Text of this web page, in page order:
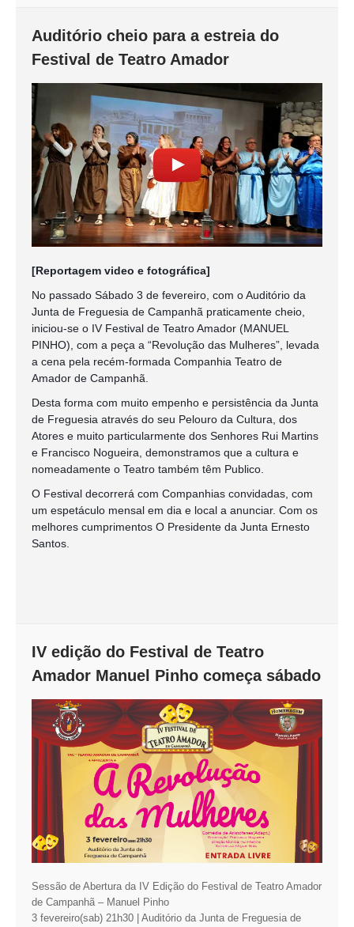
Auditório cheio para a estreia do
Festival de Teatro Amador
[Reportagem video e fotográfica]
No passado Sábado 3 de fevereiro, com o Auditório da
Junta de Freguesia de Campanhã praticamente cheio,
iniciou-se o IV Festival de Teatro Amador (MANUEL
PINHO), com a peça a “Revolução das Mulheres”, levada
a cena pela recém-formada Companhia Teatro de
Amador de Campanhã.
Desta forma com muito empenho e persistência da Junta
de Freguesia através do seu Pelouro da Cultura, dos
Atores e muito particularmente dos Senhores Rui Martins
e Francisco Nogueira, demonstramos que a cultura e
nomeadamente o Teatro também têm Publico.
O Festival decorrerá com Companhias convidadas, com
um espetáculo mensal em dia e local a anunciar. Com os
melhores cumprimentos O Presidente da Junta Ernesto
Santos.
IV edição do Festival de Teatro
Amador Manuel Pinho começa sábado
Sessão de Abertura da IV Edição do Festival de Teatro Amador
de Campanhã – Manuel Pinho
3 fevereiro(sab) 21h30 | Auditório da Junta de Freguesia de